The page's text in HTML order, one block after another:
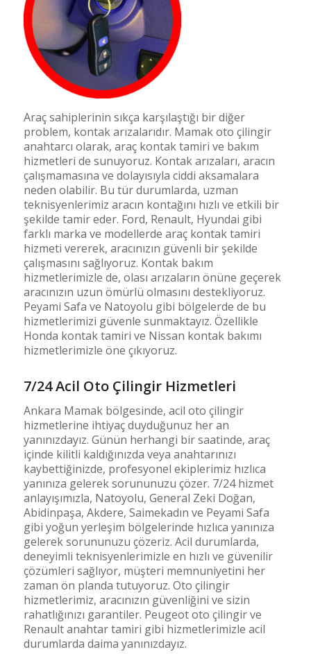
Araç sahiplerinin sıkça karşılaştığı bir diğer
problem, kontak arızalarıdır. Mamak oto çilingir
anahtarcı olarak, araç kontak tamiri ve bakım
hizmetleri de sunuyoruz. Kontak arızaları, aracın
çalışmamasına ve dolayısıyla ciddi aksamalara
neden olabilir. Bu tür durumlarda, uzman
teknisyenlerimiz aracın kontağını hızlı ve etkili bir
şekilde tamir eder. Ford, Renault, Hyundai gibi
farklı marka ve modellerde araç kontak tamiri
hizmeti vererek, aracınızın güvenli bir şekilde
çalışmasını sağlıyoruz. Kontak bakım
hizmetlerimizle de, olası arızaların önüne geçerek
aracınızın uzun ömürlü olmasını destekliyoruz.
Peyami Safa ve Natoyolu gibi bölgelerde de bu
hizmetlerimizi güvenle sunmaktayız. Özellikle
Honda kontak tamiri ve Nissan kontak bakımı
hizmetlerimizle öne çıkıyoruz.
7/24 Acil Oto Çilingir Hizmetleri
Ankara Mamak bölgesinde, acil oto çilingir
hizmetlerine ihtiyaç duyduğunuz her an
yanınızdayız. Günün herhangi bir saatinde, araç
içinde kilitli kaldığınızda veya anahtarınızı
kaybettiğinizde, profesyonel ekiplerimiz hızlıca
yanınıza gelerek sorununuzu çözer. 7/24 hizmet
anlayışımızla, Natoyolu, General Zeki Doğan,
Abidinpaşa, Akdere, Saimekadın ve Peyami Safa
gibi yoğun yerleşim bölgelerinde hızlıca yanınıza
gelerek sorununuzu çözeriz. Acil durumlarda,
deneyimli teknisyenlerimizle en hızlı ve güvenilir
çözümleri sağlıyor, müşteri memnuniyetini her
zaman ön planda tutuyoruz. Oto çilingir
hizmetlerimiz, aracınızın güvenliğini ve sizin
rahatlığınızı garantiler. Peugeot oto çilingir ve
Renault anahtar tamiri gibi hizmetlerimizle acil
durumlarda daima yanınızdayız.